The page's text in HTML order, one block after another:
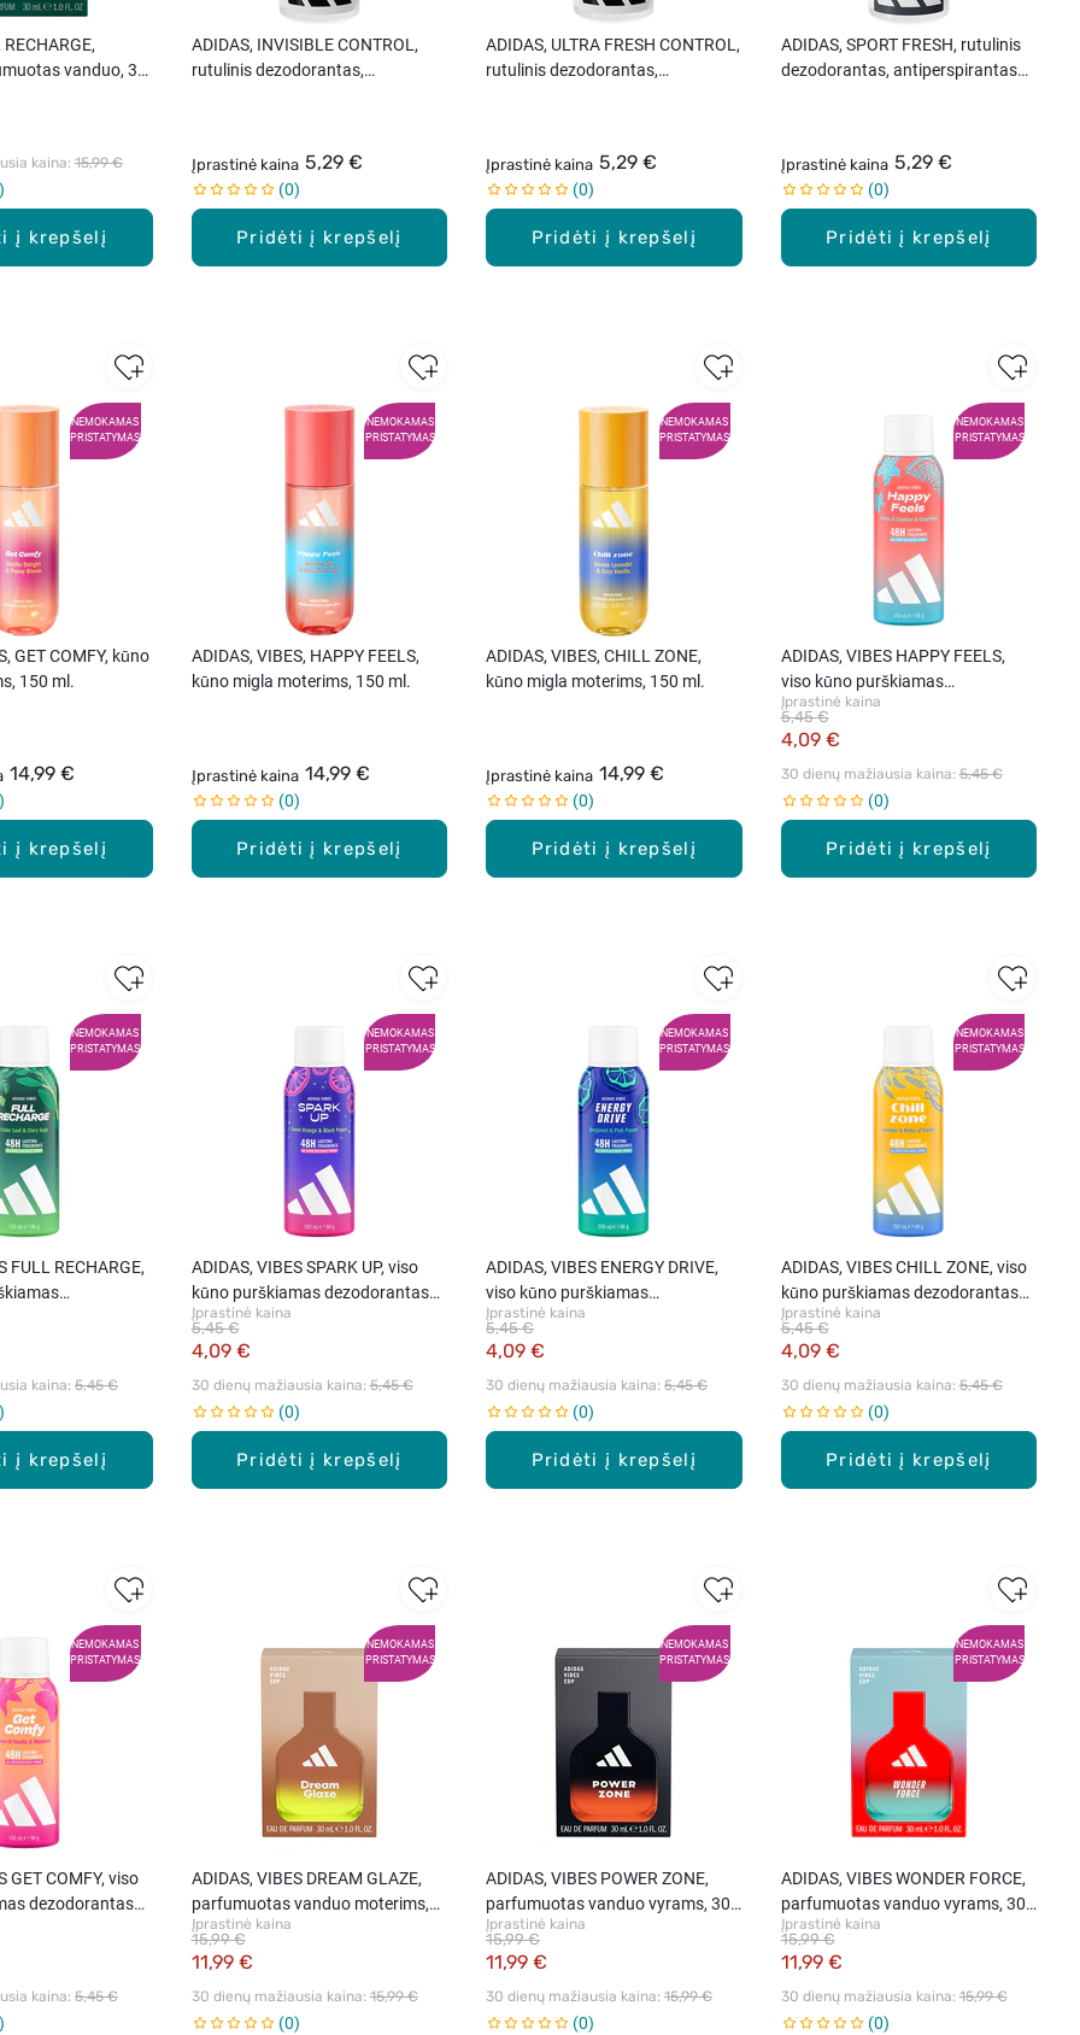
į krepšelį
vanduo, 30
kaina: 15,99 €
Pridėti į krepšelį
ADIDAS, INVISIBLE CONTROL,
rutulinis dezodorantas,
Įprastinė kaina 5,29 €
0
Pridėti į krepšelį
ADIDAS, ULTRA FRESH CONTROL,
rutulinis dezodorantas,
Įprastinė kaina 5,29 €
0
Pridėti į krepšelį
ADIDAS, SPORT FRESH, rutulinis
dezodorantas, antiperspirantas
Įprastinė kaina 5,29 €
0
NEMOKAMAS
PRISTATYMAS
į krepšelį
GET COMFY, kūno
150 ml.
14,99 €
NEMOKAMAS
PRISTATYMAS
Pridėti į krepšelį
ADIDAS, VIBES, HAPPY FEELS,
kūno migla moterims, 150 ml.
Įprastinė kaina 14,99 €
0
NEMOKAMAS
PRISTATYMAS
Pridėti į krepšelį
ADIDAS, VIBES, CHILL ZONE,
kūno migla moterims, 150 ml.
Įprastinė kaina 14,99 €
0
NEMOKAMAS
PRISTATYMAS
Pridėti į krepšelį
ADIDAS, VIBES HAPPY FEELS,
viso kūno purškiamas
dezodorantas moterims, 150 ml.
Įprastinė kaina
4,09 €
5,45 €
30 dienų mažiausia kaina: 5,45 €
0
NEMOKAMAS
PRISTATYMAS
į krepšelį
FULL RECHARGE,
150 ml.
kaina: 5,45 €
NEMOKAMAS
PRISTATYMAS
Pridėti į krepšelį
ADIDAS, VIBES SPARK UP, viso
kūno purškiamas dezodorantas
moterims, 150 ml.
Įprastinė kaina
4,09 €
5,45 €
30 dienų mažiausia kaina: 5,45 €
0
NEMOKAMAS
PRISTATYMAS
Pridėti į krepšelį
ADIDAS, VIBES ENERGY DRIVE,
viso kūno purškiamas
dezodorantas vyrams, 150 ml.
Įprastinė kaina
4,09 €
5,45 €
30 dienų mažiausia kaina: 5,45 €
0
NEMOKAMAS
PRISTATYMAS
Pridėti į krepšelį
ADIDAS, VIBES CHILL ZONE, viso
kūno purškiamas dezodorantas
vyrams, 150 ml.
Įprastinė kaina
4,09 €
5,45 €
30 dienų mažiausia kaina: 5,45 €
0
NEMOKAMAS
PRISTATYMAS
GET COMFY, viso
dezodorantas
kaina: 5,45 €
NEMOKAMAS
PRISTATYMAS
ADIDAS, VIBES DREAM GLAZE,
parfumuotas vanduo moterims,
30 ml.
Įprastinė kaina
11,99 €
15,99 €
30 dienų mažiausia kaina: 15,99 €
0
NEMOKAMAS
PRISTATYMAS
ADIDAS, VIBES POWER ZONE,
parfumuotas vanduo vyrams, 30
ml.
Įprastinė kaina
11,99 €
15,99 €
30 dienų mažiausia kaina: 15,99 €
0
NEMOKAMAS
PRISTATYMAS
ADIDAS, VIBES WONDER FORCE,
parfumuotas vanduo vyrams, 30
ml.
Įprastinė kaina
11,99 €
15,99 €
30 dienų mažiausia kaina: 15,99 €
0